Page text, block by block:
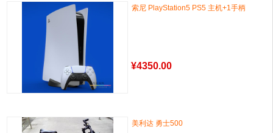
索尼 PlayStation5 PS5 主机+1手柄
¥4350.00
美利达 勇士500